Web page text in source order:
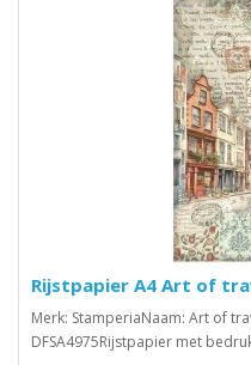
Rijstpapier A4 Art of
Merk: StamperiaNaam: Art of
DFSA4975Rijstpapier met